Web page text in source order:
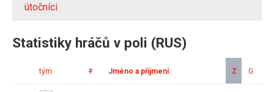
útočníci
Statistiky hráčů v poli (RUS)
tým # Jméno a příjmení Z G